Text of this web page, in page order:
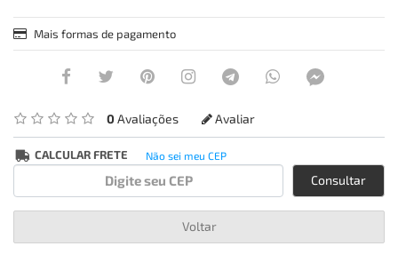
Mais formas de pagamento
0Avaliações Avaliar
CALCULAR FRETE Não sei meu CEP
Consultar
Voltar